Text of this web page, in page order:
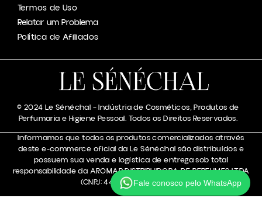
Termos de Uso
Relatar um Problema
Política de Afiliados
© 2024 Le Sénéchal – Indústria de Cosméticos, Produtos de
Perfumaria e Higiene Pessoal. Todos os Direitos Reservados.
Informamos que todos os produtos comercializados através
deste e-commerce oficial da Le Sénéchal são distribuídos e
possuem sua venda e logística de entrega sob total
responsabilidade da AROMAR DISTRIBUIDORA DE PERFUMES LTDA
(CNPJ: 44.050.133/0001-48).Fale conosco pelo WhatsApp